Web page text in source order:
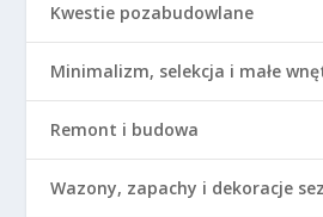
Kwestie pozabudowlane
Minimalizm, selekcja i małe
Remont i budowa
Wazony, zapachy i dekoracje